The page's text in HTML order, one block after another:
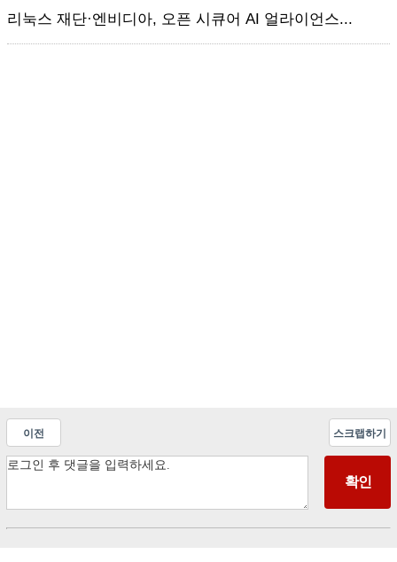
리눅스 재단·엔비디아, 오픈 시큐어 AI 얼라이언스...
이전 스크랩하기